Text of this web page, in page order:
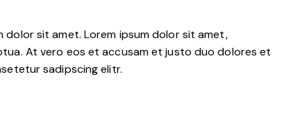
sit amet. Lorem ipsum dolor sit amet,
At vero eos et accusam et justo duo dolores et
sadipscing elitr.